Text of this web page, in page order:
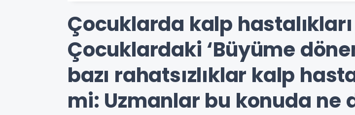
Çocuklarda kalp
Çocuklardaki ‘Büyüme
bazı rahatsızlıklar kalp
mi: Uzmanlar bu konuda ne